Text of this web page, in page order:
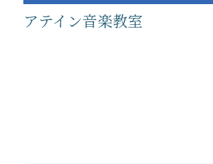
アテイン音楽教室